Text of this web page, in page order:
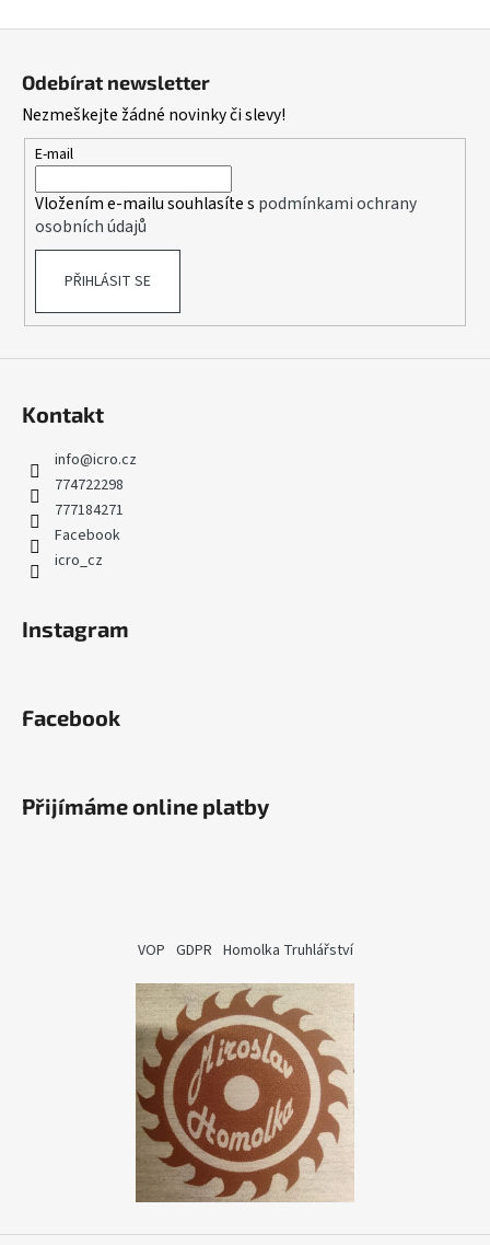
Odebírat newsletter
Nezmeškejte žádné novinky či slevy!
E-mail
Vložením e-mailu souhlasíte s podmínkami ochrany
osobních údajů
PŘIHLÁSIT SE
Kontakt
info@icro.cz
774722298
777184271
Facebook
icro_cz
Instagram
Facebook
Přijímáme online platby
VOP GDPR Homolka Truhlářství